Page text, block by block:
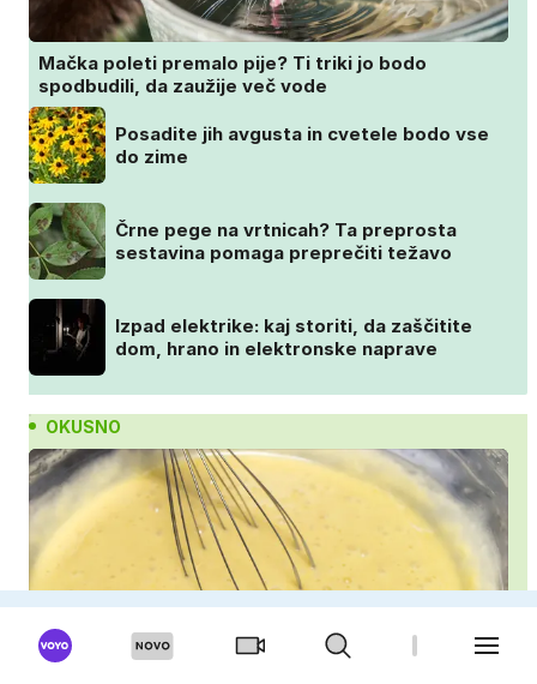
Mačka poleti premalo pije? Ti triki jo bodo
spodbudili, da zaužije več vode
Posadite jih avgusta in cvetele bodo vse
do zime
Črne pege na vrtnicah? Ta preprosta
sestavina pomaga preprečiti težavo
Izpad elektrike: kaj storiti, da zaščitite
dom, hrano in elektronske naprave
OKUSNO